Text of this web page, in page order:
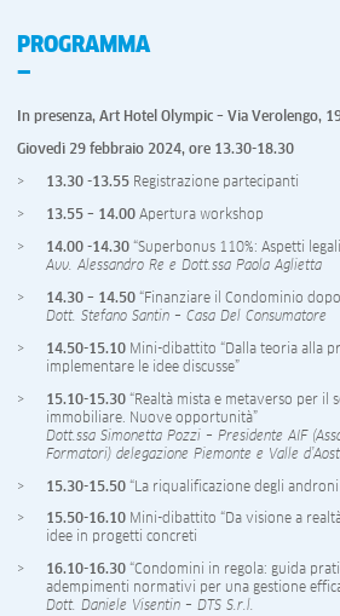
PROGRAMMA
In presenza, Art Hotel Olympic – Via Verolengo,
Giovedì 29 febbraio 2024, ore 13.30-18.30
13.30 -13.55 Registrazione partecipanti
13.55 – 14.00 Apertura workshop
14.00 -14.30 “Superbonus 110%: Aspetti
Avv. Alessandro Re e Dott.ssa Paola Aglietta
14.30 – 14.50 “Finanziare il Condominio
Dott. Stefano Santin – Casa Del Consumatore
14.50-15.10 Mini-dibattito “Dalla teoria alla
implementare le idee discusse”
15.10-15.30 “Realtà mista e metaverso per il
immobiliare. Nuove opportunità”
Dott.ssa Simonetta Pozzi – Presidente AIF
Formatori) delegazione Piemonte e Valle
15.30-15.50 “La riqualificazione degli
15.50-16.10 Mini-dibattito “Da visione a
idee in progetti concreti
16.10-16.30 “Condomini in regola: guida
adempimenti normativi per una gestione
Dott. Daniele Visentin – DTS S.r.l.